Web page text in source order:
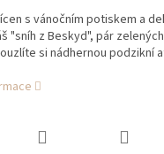
s vánočním potiskem a
"sníh z Beskyd", pár
si nádhernou podzikní